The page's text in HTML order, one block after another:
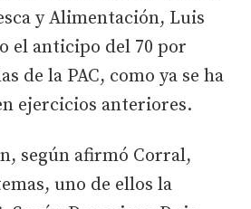
y Alimentación, Luis
el anticipo del 70 por
de la PAC, como ya se ha
ejercicios anteriores.
según afirmó Corral,
uno de ellos la